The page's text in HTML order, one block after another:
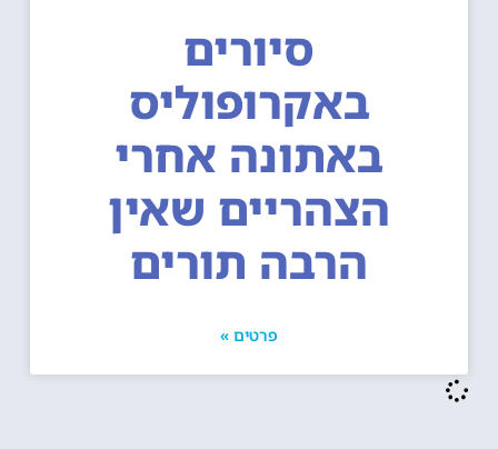
סיורים
באקרופוליס
באתונה אחרי
הצהריים שאין
הרבה תורים